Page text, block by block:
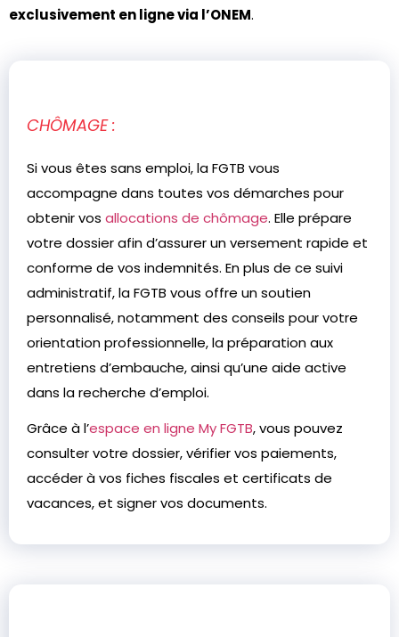
exclusivement en ligne via l’ONEM.
CHÔMAGE :
Si vous êtes sans emploi, la FGTB vous
accompagne dans toutes vos démarches pour
obtenir vos allocations de chômage. Elle prépare
votre dossier afin d’assurer un versement rapide et
conforme de vos indemnités. En plus de ce suivi
administratif, la FGTB vous offre un soutien
personnalisé, notamment des conseils pour votre
orientation professionnelle, la préparation aux
entretiens d’embauche, ainsi qu’une aide active
dans la recherche d’emploi.
Grâce à l’espace en ligne My FGTB, vous pouvez
consulter votre dossier, vérifier vos paiements,
accéder à vos fiches fiscales et certificats de
vacances, et signer vos documents.